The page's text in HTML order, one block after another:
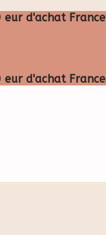
eur d'achat France
eur d'achat France